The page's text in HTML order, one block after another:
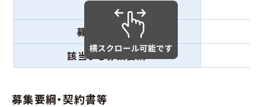
募集規模
募集対象期間
該当する募集要綱
募集要綱・契約書等